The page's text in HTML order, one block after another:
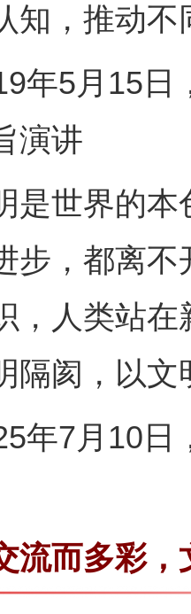
知，推动
月15日，
演讲
世界的本
步，都离
，人类站
隔阂，以
月10日，
而多彩，